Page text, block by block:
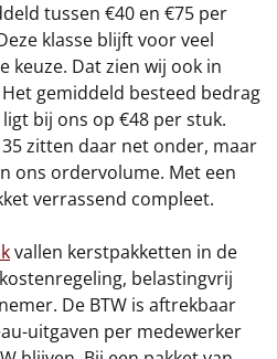
tussen €40 en €75 per
klasse blijft voor veel
keuze. Dat zien wij ook in
gemiddeld besteed bedrag
bij ons op €48 per stuk.
zitten daar net onder, maar
ons ordervolume. Met een
verrassend compleet.
vallen kerstpakketten in de
belastingvrij
De BTW is aftrekbaar
uitgaven per medewerker